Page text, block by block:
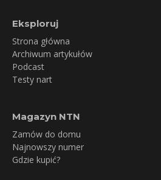
Eksploruj
Strona główna
Archiwum artykułów
Podcast
Testy nart
Magazyn NTN
Zamów do domu
Najnowszy numer
Gdzie kupić?